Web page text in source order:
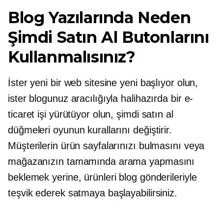
Blog Yazılarında Neden
Şimdi Satın Al Butonlarını
Kullanmalısınız?
İster yeni bir web sitesine yeni başlıyor olun,
ister blogunuz aracılığıyla halihazırda bir e-
ticaret işi yürütüyor olun, şimdi satın al
düğmeleri oyunun kurallarını değiştirir.
Müşterilerin ürün sayfalarınızı bulmasını veya
mağazanızın tamamında arama yapmasını
beklemek yerine, ürünleri blog gönderileriyle
teşvik ederek satmaya başlayabilirsiniz.